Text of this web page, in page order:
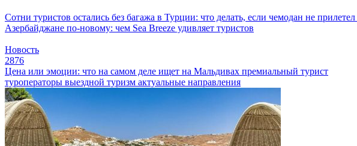
Сотни туристов остались без багажа в Турции: что делать, если чемодан не прилетел
Азербайджане по-новому: чем Sea Breeze удивляет туристов
Новость
2876
Цена или эмоции: что на самом деле ищет на Мальдивах премиальный турист
туроператоры выездной туризм актуальные направления